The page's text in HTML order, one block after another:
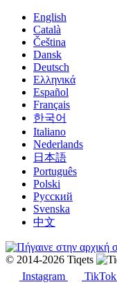
English
Català
Čeština
Dansk
Deutsch
Ελληνικά
Español
Français
한국어
Italiano
Nederlands
日本語
Português
Polski
Русский
Svenska
中文
© 2014-2026 Tiqets
Instagram
TikTok